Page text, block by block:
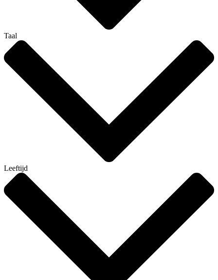
Taal
Leeftijd